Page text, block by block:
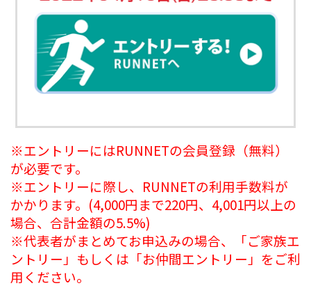
※エントリーにはRUNNETの会員登録（無料）
が必要です。
※エントリーに際し、RUNNETの利用手数料が
かかります。(4,000円まで220円、4,001円以上の
場合、合計金額の5.5%)
※代表者がまとめてお申込みの場合、「ご家族エ
ントリー」もしくは「お仲間エントリー」をご利
用ください。